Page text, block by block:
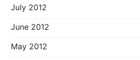
July 2012
June 2012
May 2012